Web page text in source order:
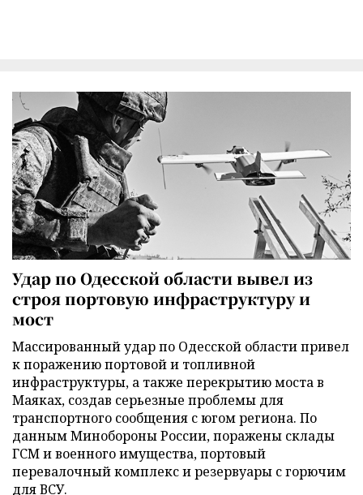
Удар по Одесской области вывел из
строя портовую инфраструктуру и
мост
Массированный удар по Одесской области привел
к поражению портовой и топливной
инфраструктуры, а также перекрытию моста в
Маяках, создав серьезные проблемы для
транспортного сообщения с югом региона. По
данным Минобороны России, поражены склады
ГСМ и военного имущества, портовый
перевалочный комплекс и резервуары с горючим
для ВСУ.